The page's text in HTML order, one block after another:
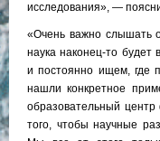
исследования», —
«Очень важно слышать
наука наконец-то будет
и постоянно ищем, где
нашли конкретное
образовательный центр
того, чтобы научные